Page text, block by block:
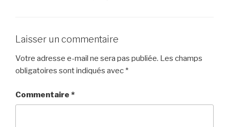
Laisser un commentaire
Votre adresse e-mail ne sera pas publiée. Les champs
obligatoires sont indiqués avec *
Commentaire *